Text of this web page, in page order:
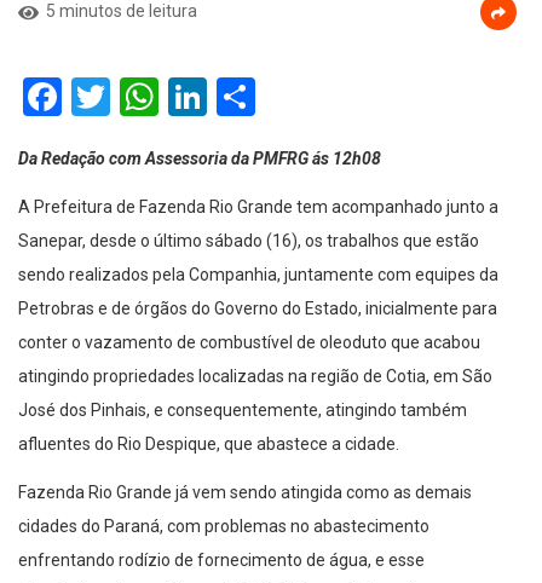
5 minutos de leitura
Facebook
Twitter
WhatsApp
LinkedIn
Da Redação com Assessoria da PMFRG ás 12h08
A Prefeitura de Fazenda Rio Grande tem acompanhado junto a
Sanepar, desde o último sábado (16), os trabalhos que estão
sendo realizados pela Companhia, juntamente com equipes da
Petrobras e de órgãos do Governo do Estado, inicialmente para
conter o vazamento de combustível de oleoduto que acabou
atingindo propriedades localizadas na região de Cotia, em São
José dos Pinhais, e consequentemente, atingindo também
afluentes do Rio Despique, que abastece a cidade.
Fazenda Rio Grande já vem sendo atingida como as demais
cidades do Paraná, com problemas no abastecimento
enfrentando rodízio de fornecimento de água, e esse